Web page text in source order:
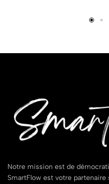
Notre mission est de
SmartFlow est votre